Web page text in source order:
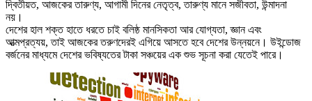
দ্বিতীয়ত, আজকের তারুণ্য, আগামী দিনের নেতৃত্ব, তারুণ্য মানে সজীবতা, উন্মাদনা
নয়।
দেশের হাল শক্ত হাতে ধরতে চাই বলিষ্ঠ মানসিকতা আর যোগ্যতা, জ্ঞান এবং
আত্মপ্রত্যয়, তাই আজকের তরুণদেরই এগিয়ে আসতে হবে দেশের উন্নয়নে। উইন্ডোজ
বর্জনের মাধ্যমে দেশের ভবিষ্যতের টাকা সঞ্চয়ের এক শুভ সূচনা করা যেতেই পারে।